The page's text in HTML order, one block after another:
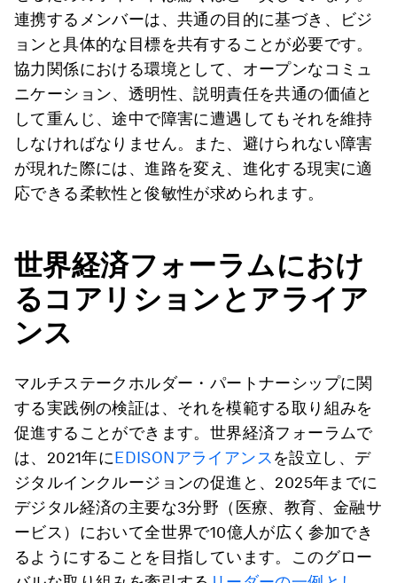
連携するメンバーは、共通の目的に基づき、ビジ
ョンと具体的な目標を共有することが必要です。
協力関係における環境として、オープンなコミュ
ニケーション、透明性、説明責任を共通の価値と
して重んじ、途中で障害に遭遇してもそれを維持
しなければなりません。また、避けられない障害
が現れた際には、進路を変え、進化する現実に適
応できる柔軟性と俊敏性が求められます。
世界経済フォーラムにおけ
るコアリションとアライア
ンス
マルチステークホルダー・パートナーシップに関
する実践例の検証は、それを模範する取り組みを
促進することができます。世界経済フォーラムで
は、2021年にEDISONアライアンス を設立し、デ
ジタルインクルージョンの促進と、2025年までに
デジタル経済の主要な3分野（医療、教育、金融サ
ービス）において全世界で10億人が広く参加でき
るようにすることを目指しています。このグロー